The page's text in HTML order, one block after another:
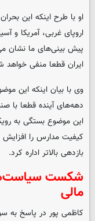
او با طرح اینکه این
اروپای غربی، آمریکا و
ایران قطعا منفی خواهد
وی با بیان اینکه این
دهه‌های آینده قطعا با
این موضوع بستگی به
کیفیت مدارس را
بازدهی بالاتر اداره کرد.
شکست
مالی
کاظمی پور در پاسخ به